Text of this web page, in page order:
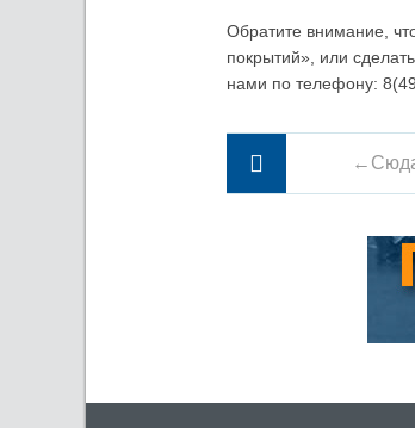
Обратите внимание,
покрытий», или
нами по телефону: